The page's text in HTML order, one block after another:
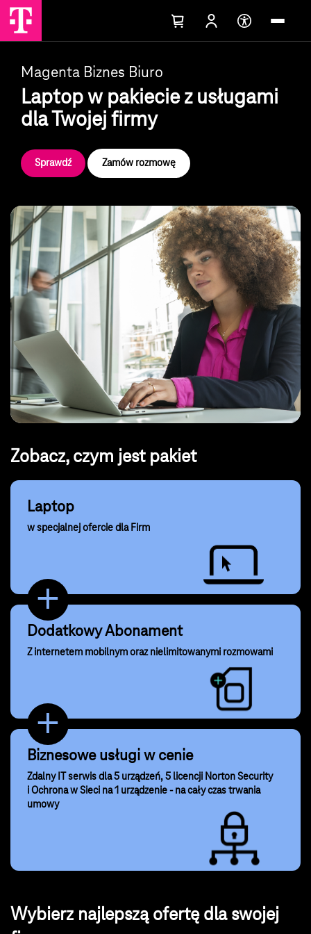
Magenta Biznes Biuro
Laptop w pakiecie z usługami
dla Twojej firmy
Sprawdź Zamów rozmowę
Zobacz, czym jest pakiet
Laptop
w specjalnej ofercie dla Firm
+
Dodatkowy Abonament
Z internetem mobilnym oraz nielimitowanymi rozmowami
+
Biznesowe usługi w cenie
Zdalny IT serwis dla 5 urządzeń, 5 licencji Norton Security
i Ochrona w Sieci na 1 urządzenie - na cały czas trwania
umowy
Wybierz najlepszą ofertę dla swojej